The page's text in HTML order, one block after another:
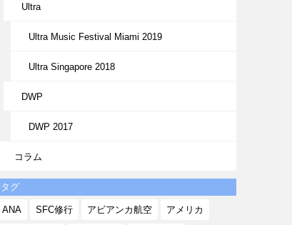
Ultra
Ultra Music Festival Miami 2019
Ultra Singapore 2018
DWP
DWP 2017
コラム
タグ
ANA SFC修行 アビアンカ航空 アメリカ